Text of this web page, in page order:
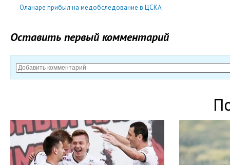
Оланаре прибыл на медобследование в ЦСКА
Оставить первый комментарий